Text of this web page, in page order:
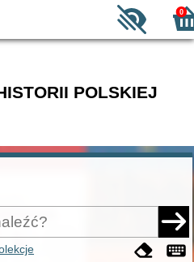
0
POLSKIEJ